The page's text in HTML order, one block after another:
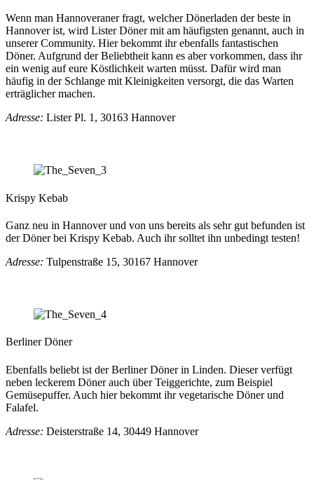
Wenn man Hannoveraner fragt, welcher Dönerladen der beste in
Hannover ist, wird Lister Döner mit am häufigsten genannt, auch in
unserer Community. Hier bekommt ihr ebenfalls fantastischen
Döner. Aufgrund der Beliebtheit kann es aber vorkommen, dass ihr
ein wenig auf eure Köstlichkeit warten müsst. Dafür wird man
häufig in der Schlange mit Kleinigkeiten versorgt, die das Warten
erträglicher machen.
Adresse: Lister Pl. 1, 30163 Hannover
Krispy Kebab
Ganz neu in Hannover und von uns bereits als sehr gut befunden ist
der Döner bei Krispy Kebab. Auch ihr solltet ihn unbedingt testen!
Adresse: Tulpenstraße 15, 30167 Hannover
Berliner Döner
Ebenfalls beliebt ist der Berliner Döner in Linden. Dieser verfügt
neben leckerem Döner auch über Teiggerichte, zum Beispiel
Gemüsepuffer. Auch hier bekommt ihr vegetarische Döner und
Falafel.
Adresse: Deisterstraße 14, 30449 Hannover